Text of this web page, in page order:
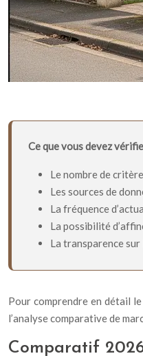
Ce que vous devez
Le nombre de
Les sources de
La fréquence
La possibilité
La transparence sur
Pour comprendre en détail
l’analyse comparative de
Comparatif